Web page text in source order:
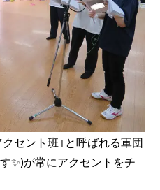
セント班」と呼ばれる軍団
✨)が常にアクセントをチ